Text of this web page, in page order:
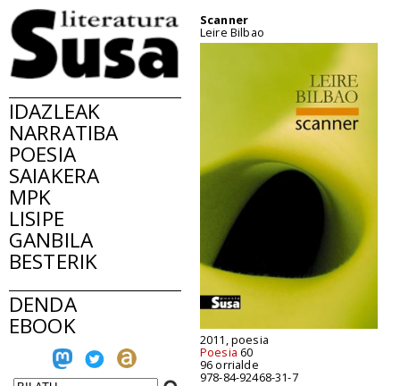
IDAZLEAK
NARRATIBA
POESIA
SAIAKERA
MPK
LISIPE
GANBILA
BESTERIK
DENDA
EBOOK
Scanner
Leire Bilbao
2011, poesia
Poesia 60
96 orrialde
978-84-92468-31-7